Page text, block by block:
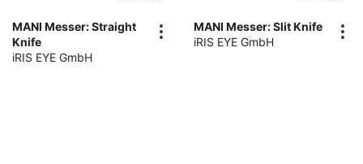
MANI Messer: Straight
Knife
iRIS EYE GmbH
MANI Messer: Slit Knife
iRIS EYE GmbH